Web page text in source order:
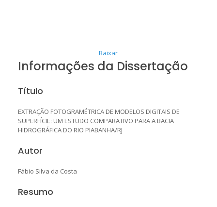
Baixar
Informações da Dissertação
Título
EXTRAÇÃO FOTOGRAMÉTRICA DE MODELOS DIGITAIS DE
SUPERFÍCIE: UM ESTUDO COMPARATIVO PARA A BACIA
HIDROGRÁFICA DO RIO PIABANHA/RJ
Autor
Fábio Silva da Costa
Resumo